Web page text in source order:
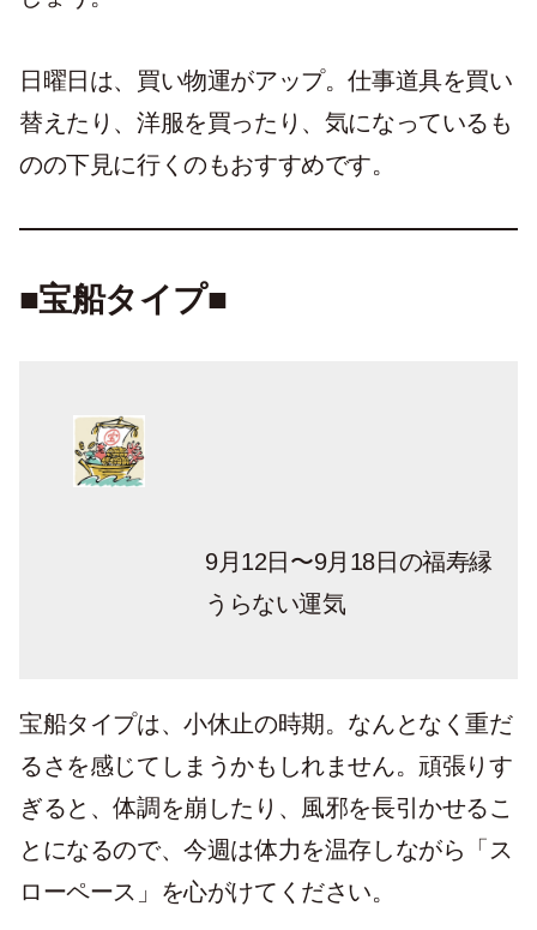
日曜日は、買い物運がアップ。仕事道具を買い
替えたり、洋服を買ったり、気になっているも
のの下見に行くのもおすすめです。
■宝船タイプ■
9月12日〜9月18日の福寿縁
うらない運気
宝船タイプは、小休止の時期。なんとなく重だ
るさを感じてしまうかもしれません。頑張りす
ぎると、体調を崩したり、風邪を長引かせるこ
とになるので、今週は体力を温存しながら「ス
ローペース」を心がけてください。